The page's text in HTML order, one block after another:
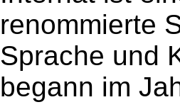
renommierte
Sprache und
begann im